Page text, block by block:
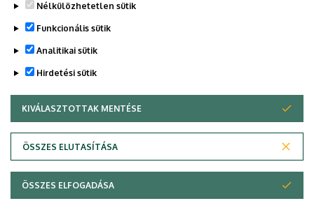
Legutóbb frissítve: 2021. 07. 28. 11:21
© 2026 Unideb
Nélkülözhetetlen sütik
Funkcionális sütik
Analitikai sütik
Hirdetési sütik
KIVÁLASZTOTTAK MENTÉSE
ÖSSZES ELUTASÍTÁSA
WITHDRAW CONSENT
ÖSSZES ELFOGADÁSA